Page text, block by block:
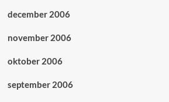
december 2006
november 2006
oktober 2006
september 2006